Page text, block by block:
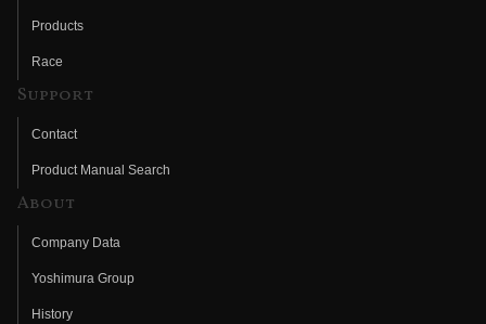
Products
Race
Support
Contact
Product Manual Search
About
Company Data
Yoshimura Group
History